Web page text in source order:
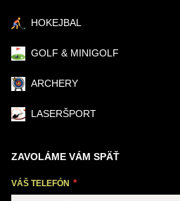
HOKEJBAL
GOLF & MINIGOLF
ARCHERY
LASERŠPORT
ZAVOLÁME VÁM SPÄŤ
VÁŠ TELEFÓN